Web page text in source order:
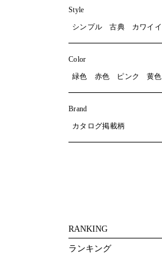
Style
シンプル
古典 カワイイ
Color
緑色
赤色 ピンク 黄色
Brand
カタログ掲載柄
RANKING
ランキング